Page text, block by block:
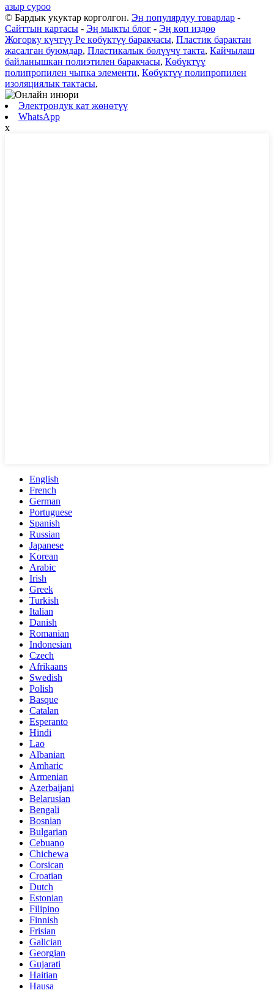
азыр суроо
© Бардык укуктар корголгон. Эң популярдуу товарлар -
Сайттын картасы - Эң мыкты блог - Эң көп издөө
Жогорку күчтүү Pe көбүктүү баракчасы, Пластик барактан
жасалган буюмдар, Пластикалык бөлүүчү такта, Кайчылаш
байланышкан полиэтилен баракчасы, Көбүктүү
полипропилен чыпка элементи, Көбүктүү полипропилен
изоляциялык тактасы,
Электрондук кат жөнөтүү
WhatsApp
x
English
French
German
Portuguese
Spanish
Russian
Japanese
Korean
Arabic
Irish
Greek
Turkish
Italian
Danish
Romanian
Indonesian
Czech
Afrikaans
Swedish
Polish
Basque
Catalan
Esperanto
Hindi
Lao
Albanian
Amharic
Armenian
Azerbaijani
Belarusian
Bengali
Bosnian
Bulgarian
Cebuano
Chichewa
Corsican
Croatian
Dutch
Estonian
Filipino
Finnish
Frisian
Galician
Georgian
Gujarati
Haitian
Hausa